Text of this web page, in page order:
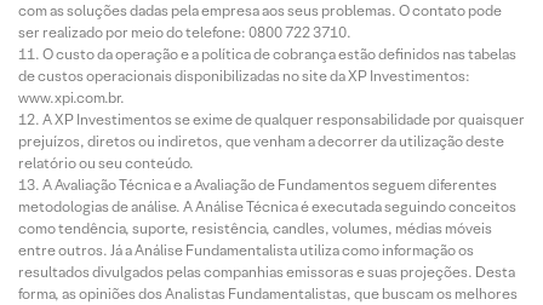
com as soluções dadas pela empresa aos seus problemas. O contato pode
ser realizado por meio do telefone: 0800 722 3710.
O custo da operação e a política de cobrança estão definidos nas tabelas
de custos operacionais disponibilizadas no site da XP Investimentos:
www.xpi.com.br.
A XP Investimentos se exime de qualquer responsabilidade por quaisquer
prejuízos, diretos ou indiretos, que venham a decorrer da utilização deste
relatório ou seu conteúdo.
A Avaliação Técnica e a Avaliação de Fundamentos seguem diferentes
metodologias de análise. A Análise Técnica é executada seguindo conceitos
como tendência, suporte, resistência, candles, volumes, médias móveis
entre outros. Já a Análise Fundamentalista utiliza como informação os
resultados divulgados pelas companhias emissoras e suas projeções. Desta
forma, as opiniões dos Analistas Fundamentalistas, que buscam os melhores